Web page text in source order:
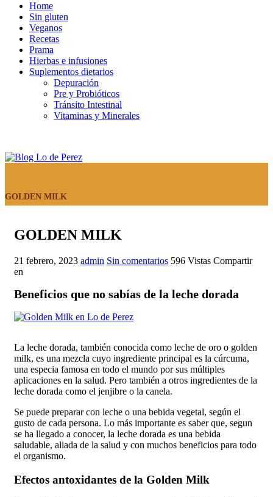
Home
Sin gluten
Veganos
Recetas
Prama
Hierbas e infusiones
Suplementos dietarios
Depuración
Pre y Probióticos
Tránsito Intestinal
Vitaminas y Minerales
GOLDEN MILK
GOLDEN MILK
21 febrero, 2023 admin Sin comentarios 596 Vistas Compartir
en
Beneficios que no sabías de la leche dorada
La leche dorada, también conocida como leche de oro o golden
milk, es una mezcla cuyo ingrediente principal es la cúrcuma,
una especia famosa en todo el mundo por sus múltiples
aplicaciones en la salud. Pero también a otros ingredientes de la
leche dorada como el jenjibre o la canela.
Se puede preparar con leche o una bebida vegetal, según el
gusto de cada persona. Lo más importante es saber que, segun
se ha llegado a conocer, la leche dorada es una bebida
saludable, aliada de la salud y con muchos beneficios para todo
el organismo.
Efectos antoxidantes de la Golden Milk